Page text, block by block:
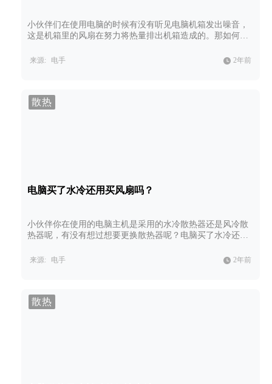
小伙伴们在使用电脑的时候有没有听见电脑机箱发出噪音，
这是机箱里的风扇在努力将热量排出机箱造成的。那如何在
静音风扇会帮助你。
来源: 电手 2年前
散热
电脑买了水冷还用买风扇吗？
小伙伴你在使用的电脑主机是采用的水冷散热器还是风冷散
热器呢，有没有想过想要更换散热器呢？电脑买了水冷还用
是否需要同时使用两种散热器。
来源: 电手 2年前
散热